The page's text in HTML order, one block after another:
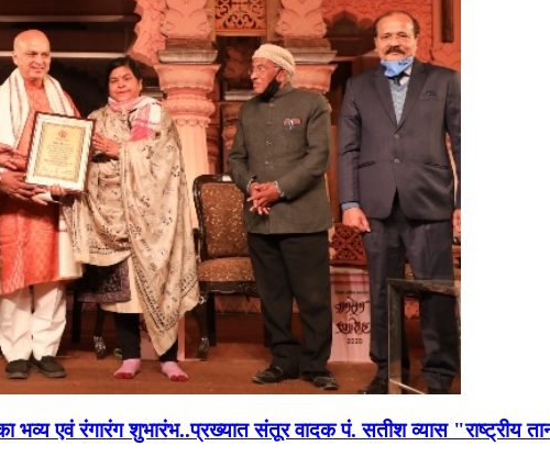
भव्य एवं रंगारंग शुभारंभ..प्रख्यात संतूर वादक पं. सतीश व्यास "राष्ट्रीय